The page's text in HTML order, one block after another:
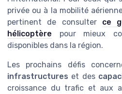
privée ou à la mobilité
pertinent de consulter ce
hélicoptère pour mieux
disponibles dans la région.
Les prochains défis
infrastructures et des
croissance du trafic et aux